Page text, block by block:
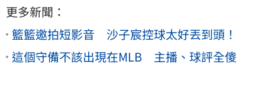
更多新聞：
籃籃邀拍短影音 沙子宸控球太好丟到頭！
這個守備不該出現在MLB 主播、球評全傻